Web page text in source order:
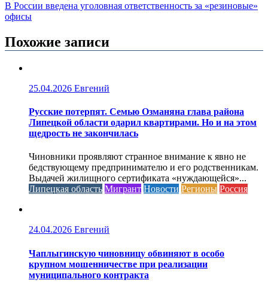
В России введена уголовная ответственность за «резиновые»
офисы
Похожие записи
25.04.2026 Евгений
Русские потерпят. Семью Озманяна глава района
Липецкой области одарил квартирами. Но и на этом
щедрость не закончилась
Чиновники проявляют странное внимание к явно не
бедствующему предпринимателю и его родственникам.
Выдачей жилищного сертификата «нуждающейся»...
Липецкая область Мигрант Новости Регионы Россия
24.04.2026 Евгений
Чаплыгинскую чиновницу обвиняют в особо
крупном мошенничестве при реализации
муниципального контракта